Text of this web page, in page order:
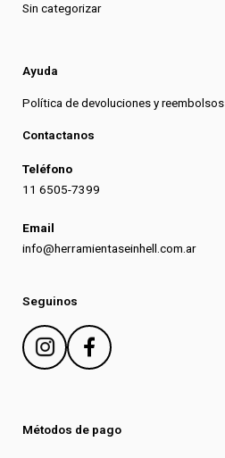
Sin categorizar
Ayuda
Política de devoluciones y reembolsos
Contactanos
Teléfono
11 6505-7399
Email
info@herramientaseinhell.com.ar
Seguinos
Métodos de pago